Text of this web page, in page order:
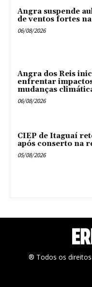
Angra suspende
de ventos fortes
06/08/2026
Angra dos Reis
enfrentar
mudanças
06/08/2026
CIEP de Itaguaí
após conserto na
05/08/2026
® Todos os direitos